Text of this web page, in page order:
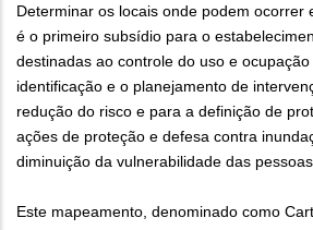
Determinar os locais onde podem ocorrer
é o primeiro subsídio para o
destinadas ao controle do uso e
identificação e o planejamento de
redução do risco e para a definição de
ações de proteção e defesa contra
diminuição da vulnerabilidade das pessoas.
Este mapeamento, denominado como